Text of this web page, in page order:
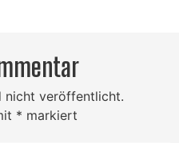
nicht veröffentlicht.
* markiert